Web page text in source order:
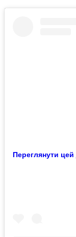
Переглянути